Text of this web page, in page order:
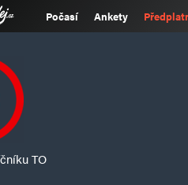
Počasí Ankety
TO